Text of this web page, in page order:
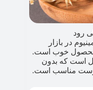
در بازار
محصول خوب است.
است که بدون
پوست مناسب است.